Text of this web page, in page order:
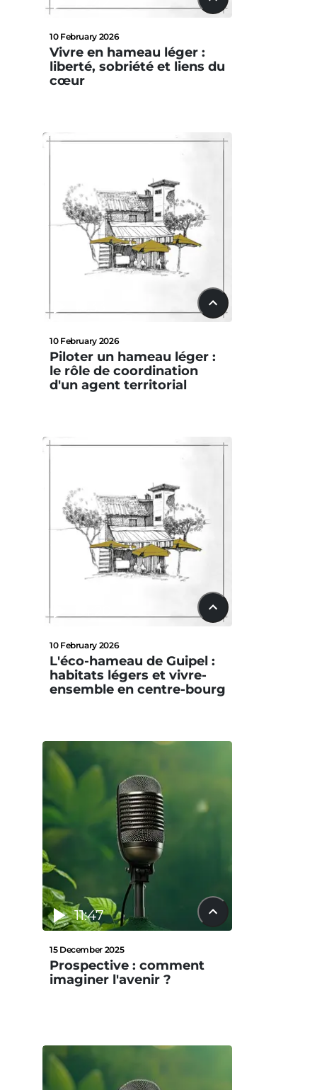
10 February 2026
Vivre en hameau léger :
liberté, sobriété et liens du
cœur
10 February 2026
Piloter un hameau léger :
le rôle de coordination
d'un agent territorial
10 February 2026
L'éco-hameau de Guipel :
habitats légers et vivre-
ensemble en centre-bourg
11:47
15 December 2025
Prospective : comment
imaginer l'avenir ?